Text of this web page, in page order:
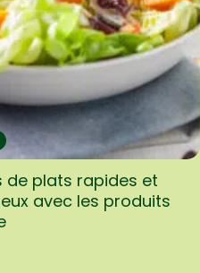
de plats rapides et
avec les produits